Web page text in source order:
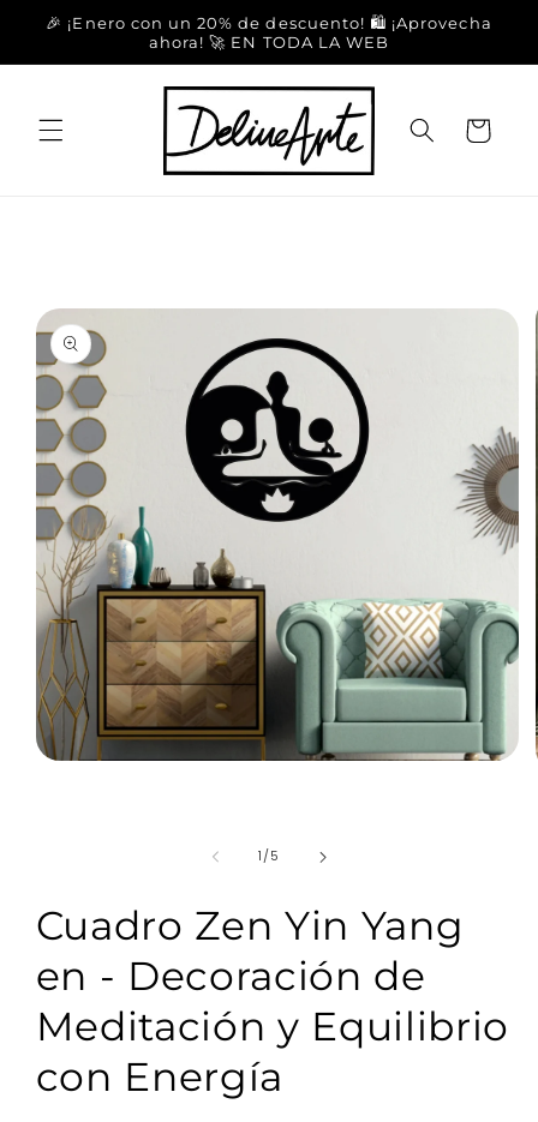
directamente
🎉 ¡Enero con un 20% de descuento! 🛍️ ¡Aprovecha
ahora! 🚀 EN TODA LA WEB
Carrito
del producto
1 /de
5
Cuadro Zen Yin Yang
en - Decoración de
Meditación y Equilibrio
con Energía